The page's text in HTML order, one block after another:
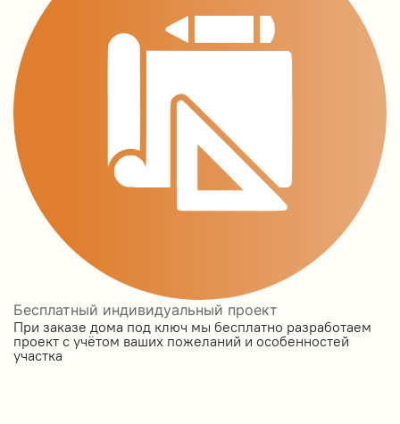
Бесплатный индивидуальный проект
При заказе дома под ключ мы бесплатно разработаем
проект с учётом ваших пожеланий и особенностей
участка